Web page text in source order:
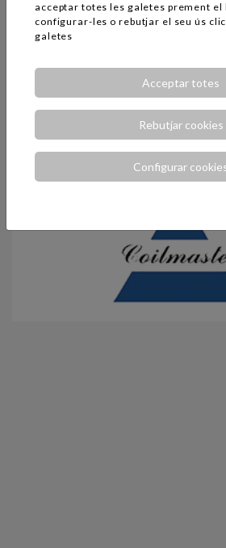
acceptar totes les galetes prement el
configurar-les o rebutjar el seu ús
galetes
Acceptar totes
Rebutjar cookies
Configurar